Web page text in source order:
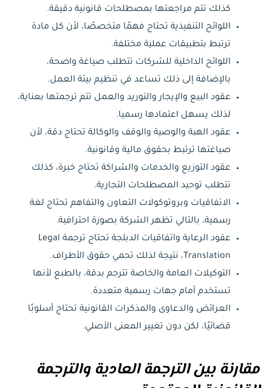
كذلك تتم مراجعتها بمصطلحات قانونية دقيقة.
اللوائح التنفيذية تحتاج فهمًا متخصصًا، لأن كل مادة
ترتبط بتطبيقات عملية مختلفة.
اللوائح الداخلية للشركات تتطلب صياغة واضحة،
بالإضافة إلى ذلك تساعد في تنظيم بيئة العمل.
عقود البيع والإيجار والتوريد والعمل تتم ترجمتها بعناية،
لذلك يسهل اعتمادها رسميا.
عقود الهبة والوصية والوقف والوكالة تحتاج دقة، لأن
صياغتها ترتبط بحقوق مالية وقانونية.
عقود التوزيع والخدمات والشراكة تحتاج خبرة، كذلك
تتطلب توحيد المصطلحات التجارية.
الاتفاقيات وبروتوكولات التعاون والتفاهم تحتاج لغة
رسمية، بالتالي تظهر الشركة بصورة احترافية.
عقود الرعاية واتفاقيات الدبلجة تحتاج ترجمة Legal
Translation، نتيجة لذلك تحمي حقوق الأطراف.
التوكيلات العامة والخاصة تترجم بدقة، بالطبع لأنها
تستخدم أمام جهات رسمية متعددة.
العرائض والدعاوى والمذكرات القانونية تحتاج أسلوبًا
قضائيًا، لكن دون تغيير المعنى الأصلي.
مقارنة بين الترجمة العادية والترجمة